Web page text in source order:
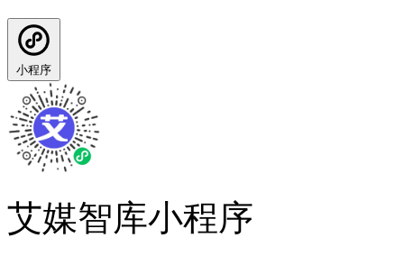
小程序
艾媒智库小程序